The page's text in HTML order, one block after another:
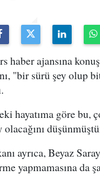
haber ajansına
"bir sürü şey olup
hayatıma göre bu,
ayrıca, Beyaz
yapmamasına da